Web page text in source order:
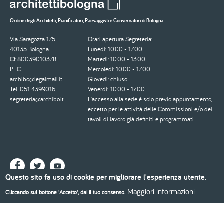
Ordine degli Architetti, Pianificatori, Paesaggisti e Conservatori di Bologna
Via Saragozza 175
40135 Bologna
Cf 80039010378
PEC
archibo@legalmail.it
Tel. 051 4399016
segreteria@archibo.it
Orari apertura Segreteria:
Lunedì: 10.00 - 17.00
Martedì: 10.00 - 13.00
Mercoledì: 10.00 - 17.00
Giovedì: chiuso
Venerdì: 10.00 - 17.00
L'accesso alla sede è solo previo appuntamento,
eccetto per le attività delle Commissioni e/o dei
tavoli di lavoro già definiti e programmati.
Questo sito fa uso di cookie per migliorare l'esperienza utente.
Cliccando sul bottone 'Accetto', dai il tuo consenso. Maggiori informazioni